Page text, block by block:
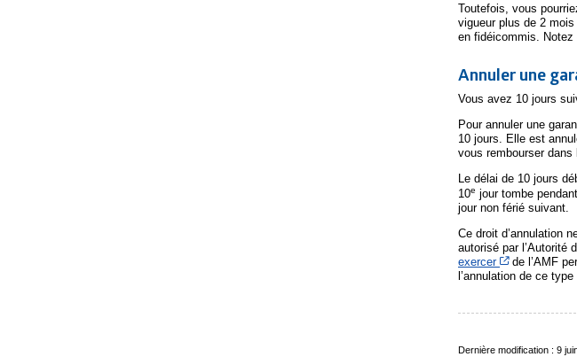
Toutefois, vous
vigueur plus de 2
en fidéicommis. Notez
Annuler une
Vous avez 10 jours
Pour annuler une
10 jours. Elle est
vous rembourser
Le délai de 10 jours
10e jour tombe
jour non férié suivant.
Ce droit d’annulation
autorisé par l’Autorité
exercer
Cet
de l’AMF
l’annulation de ce
Dernière modification : 9